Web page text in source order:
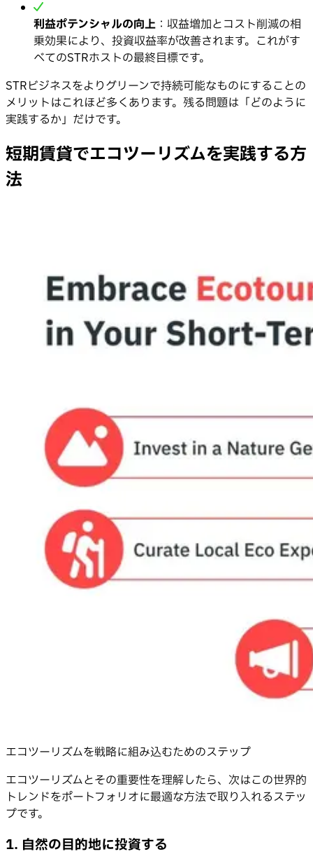
利益ポテンシャルの向上 ：収益増加とコスト削減の相
乗効果により、投資収益率が改善されます。これがす
べてのSTRホストの最終目標です。
STRビジネスをよりグリーンで持続可能なものにすることの
メリットはこれほど多くあります。残る問題は「どのように
実践するか」だけです。
短期賃貸でエコツーリズムを実践する方
法
エコツーリズムを戦略に組み込むためのステップ
エコツーリズムとその重要性を理解したら、次はこの世界的
トレンドをポートフォリオに最適な方法で取り入れるステッ
プです。
1. 自然の目的地に投資する